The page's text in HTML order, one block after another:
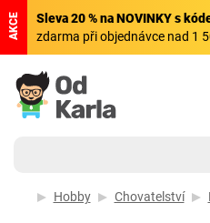
AKCE Sleva 20 % na NOVINKY s
zdarma při objednávce nad 1
Hobby Chovatelství